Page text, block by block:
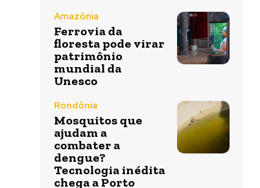
Amazônia
Ferrovia da
floresta pode virar
patrimônio
mundial da
Unesco
Rondônia
Mosquitos que
ajudam a
combater a
dengue?
Tecnologia inédita
chega a Porto